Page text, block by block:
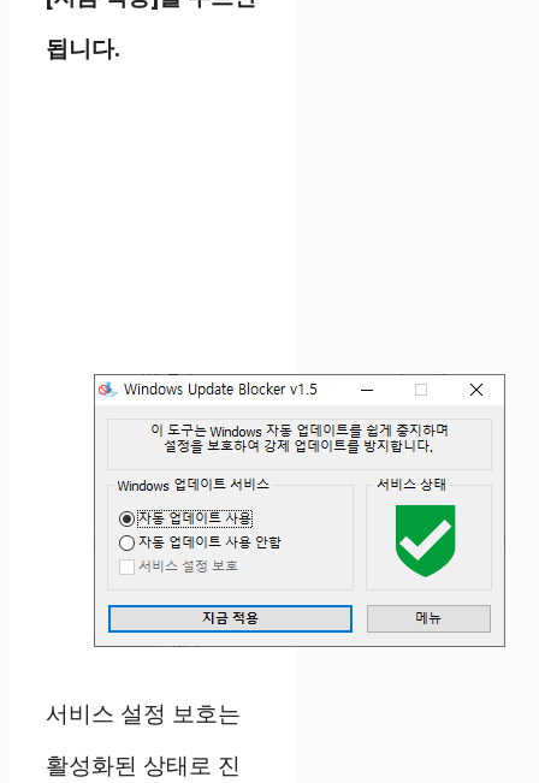
됩니다.
서비스 설정 보호는
활성화된 상태로 진